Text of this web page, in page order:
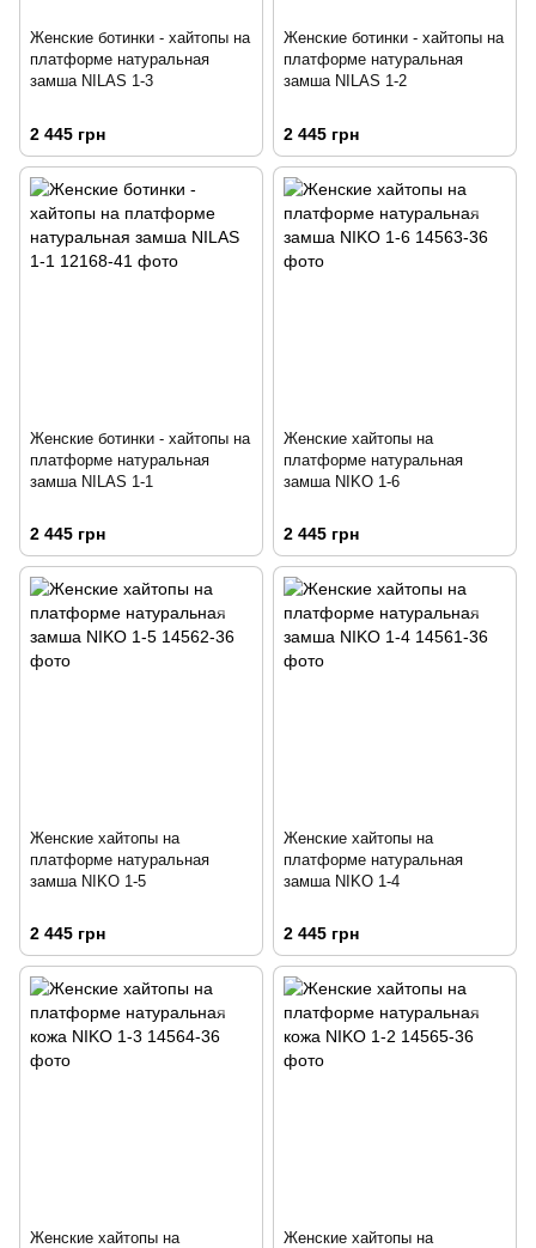
Женские ботинки - хайтопы на
платформе натуральная
замша NILAS 1-3
2 445 грн
Женские ботинки - хайтопы на
платформе натуральная
замша NILAS 1-2
2 445 грн
Женские ботинки - хайтопы на
платформе натуральная
замша NILAS 1-1
2 445 грн
Женские хайтопы на
платформе натуральная
замша NIKO 1-6
2 445 грн
Женские хайтопы на
платформе натуральная
замша NIKO 1-5
2 445 грн
Женские хайтопы на
платформе натуральная
замша NIKO 1-4
2 445 грн
Женские хайтопы на Женские хайтопы на